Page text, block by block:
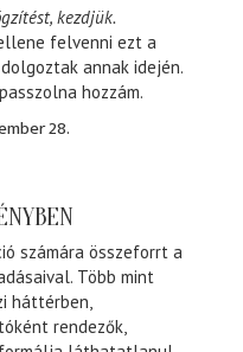
kezdjük.
felvenni ezt a
annak idején.
hozzám.
28.
számára összeforrt a
Több mint
háttérben,
rendezők,